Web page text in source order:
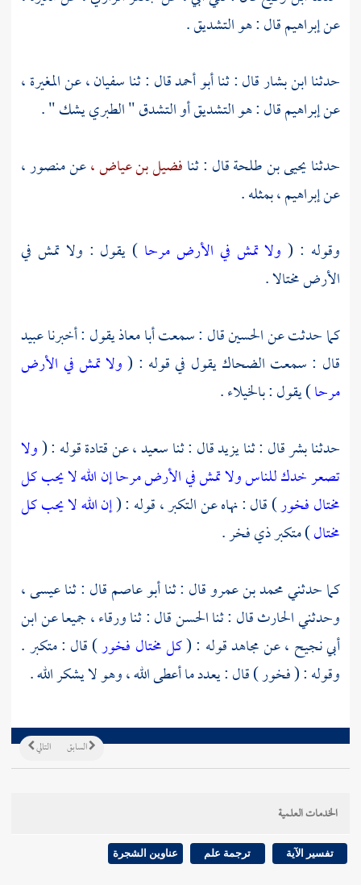
عنإبراهيمقال : هو التشديق .
حدثناابن بشارقال : ثناأبو أحمدقال : ثناسفيان ،عنالمغيرة ،
عنإبراهيمقال : هو التشديق أو التشدق " الطبري يشك " .
حدثنايحيى بن طلحةقال : ثنافضيل بن عياض ،عنمنصور ،
عنإبراهيم ،بمثله .
وقوله : ( ولا تمش في الأرض مرحا ) يقول : ولا تمش في
الأرض مختالا .
كما حدثت عنالحسينقال : سمعتأبا معاذيقول : أخبرناعبيد
قال : سمعت الضحاكيقول في قوله : (ولا تمش في الأرض
مرحا) يقول : بالخيلاء .
حدثنابشرقال : ثنايزيدقال : ثناسعيد ،عنقتادةقوله : (ولا
تصعر خدك للناس ولا تمش في الأرض مرحا إن الله لا يحب كل
مختال فخور) قال : نهاه عن التكبر ، قوله : (إن الله لا يحب كل
مختال) متكبر ذي فخر .
كما حدثنيمحمد بن عمروقال : ثناأبو عاصمقال : ثناعيسى ،
وحدثنيالحارثقال : ثناالحسنقال : ثناورقاء ،جميعا عنابن
أبي نجيح ،عنمجاهدقوله : (كل مختال فخور) قال : متكبر .
وقوله : ( فخور ) قال : يعدد ما أعطى الله ، وهو لا يشكر الله .
التالي السابق
الخدمات العلمية
تفسير الآية ترجمة علم عناوين الشجرة